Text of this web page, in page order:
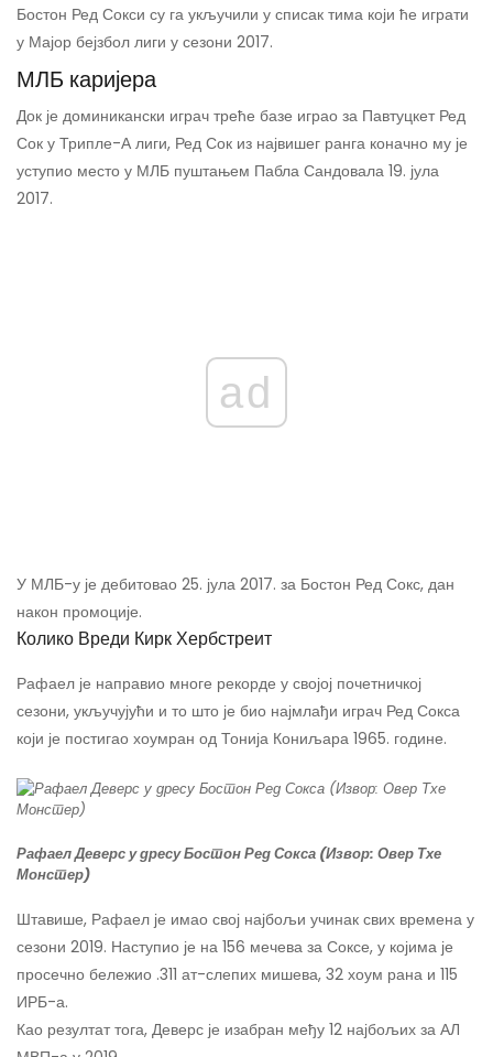
Бостон Ред Сокси су га укључили у списак тима који ће играти
у Мајор бејзбол лиги у сезони 2017.
МЛБ каријера
Док је доминикански играч треће базе играо за Павтуцкет Ред
Сок у Трипле-А лиги, Ред Сок из највишег ранга коначно му је
уступио место у МЛБ пуштањем Пабла Сандовала 19. јула
2017.
ad
У МЛБ-у је дебитовао 25. јула 2017. за Бостон Ред Сокс, дан
након промоције.
Колико Вреди Кирк Хербстреит
Рафаел је направио многе рекорде у својој почетничкој
сезони, укључујући и то што је био најмлађи играч Ред Сокса
који је постигао хоумран од Тонија Кониљара 1965. године.
Рафаел Деверс у дресу Бостон Ред Сокса (Извор: Овер Тхе
Монстер)
Штавише, Рафаел је имао свој најбољи учинак свих времена у
сезони 2019. Наступио је на 156 мечева за Соксе, у којима је
просечно бележио .311 ат-слепих мишева, 32 хоум рана и 115
ИРБ-а.
Као резултат тога, Деверс је изабран међу 12 најбољих за АЛ